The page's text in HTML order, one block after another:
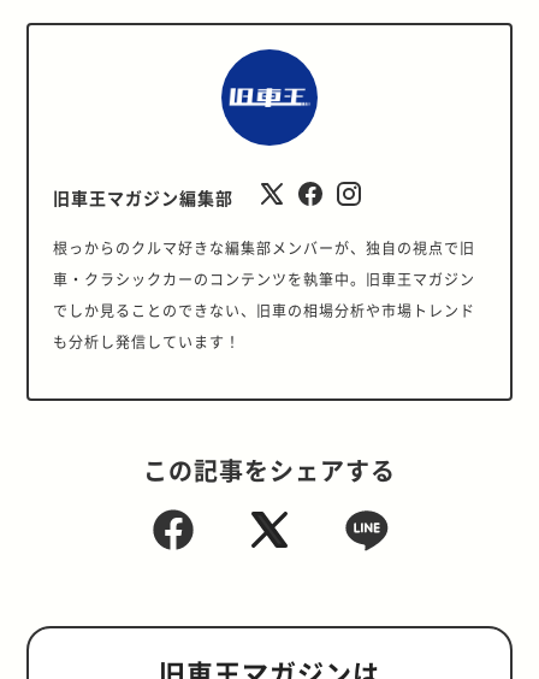
旧車王マガジン編集部
根っからのクルマ好きな編集部メンバーが、独自の視点で旧
車・クラシックカーのコンテンツを執筆中。旧車王マガジン
でしか見ることのできない、旧車の相場分析や市場トレンド
も分析し発信しています！
この記事をシェアする